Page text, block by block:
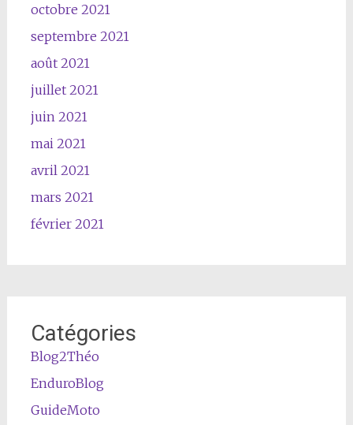
octobre 2021
septembre 2021
août 2021
juillet 2021
juin 2021
mai 2021
avril 2021
mars 2021
février 2021
Catégories
Blog2Théo
EnduroBlog
GuideMoto